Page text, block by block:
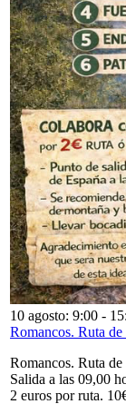
10 agosto: 9:00 -
Romancos. Ruta
Romancos. Ruta
Salida a las 09,00
2 euros por ruta.